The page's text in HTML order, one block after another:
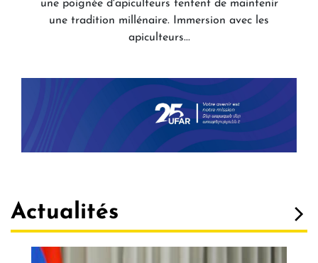
une poignée d'apiculteurs tentent de maintenir
une tradition millénaire. Immersion avec les
apiculteurs...
Actualités